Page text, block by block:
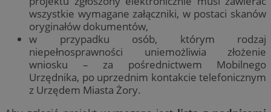
wszystkie wymagane załączniki, w postaci skanów
oryginałów dokumentów,
w przypadku osób, którym rodzaj
niepełnosprawności uniemożliwia złożenie
wniosku – za pośrednictwem Mobilnego
Urzędnika, po uprzednim kontakcie telefonicznym
z Urzędem Miasta Żory.